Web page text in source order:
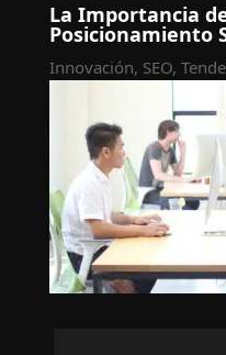
La Importancia
Posicionamiento
Innovación, SEO,